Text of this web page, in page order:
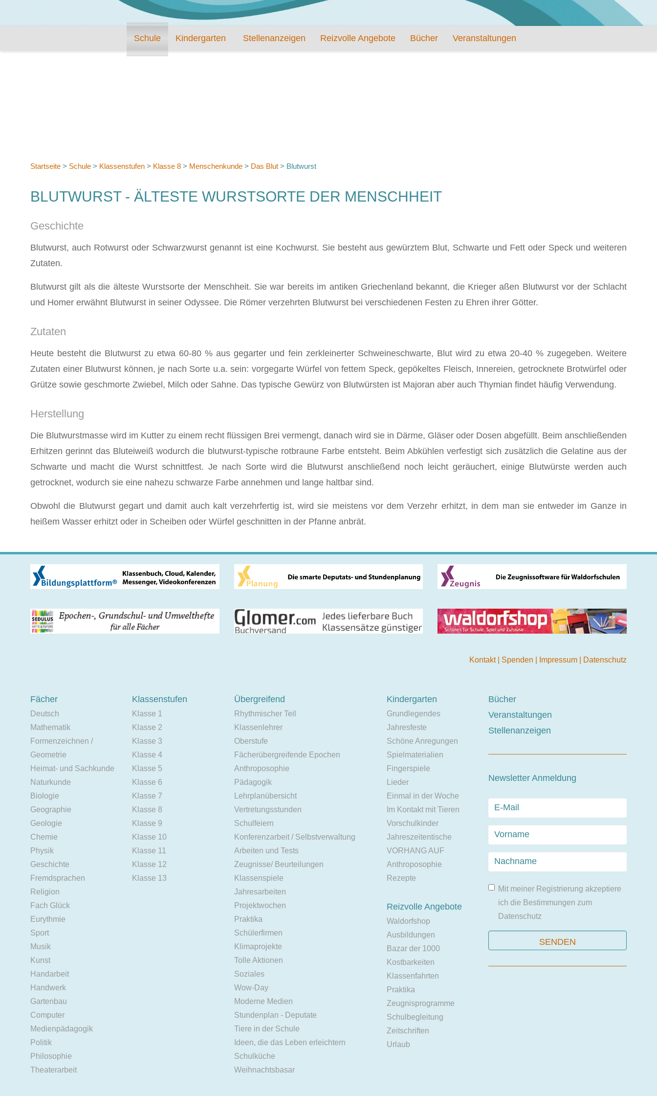
Schule Kindergarten Stellenanzeigen Reizvolle Angebote Bücher Veranstaltungen
Startseite > Schule > Klassenstufen > Klasse 8 > Menschenkunde > Das Blut > Blutwurst
BLUTWURST - ÄLTESTE WURSTSORTE DER MENSCHHEIT
Geschichte
Blutwurst, auch Rotwurst oder Schwarzwurst genannt ist eine Kochwurst. Sie besteht aus gewürztem Blut, Schwarte und Fett oder Speck und weiteren
Zutaten.
Blutwurst gilt als die älteste Wurstsorte der Menschheit. Sie war bereits im antiken Griechenland bekannt, die Krieger aßen Blutwurst vor der Schlacht
und Homer erwähnt Blutwurst in seiner Odyssee. Die Römer verzehrten Blutwurst bei verschiedenen Festen zu Ehren ihrer Götter.
Zutaten
Heute besteht die Blutwurst zu etwa 60-80 % aus gegarter und fein zerkleinerter Schweineschwarte, Blut wird zu etwa 20-40 % zugegeben. Weitere
Zutaten einer Blutwurst können, je nach Sorte u.a. sein: vorgegarte Würfel von fettem Speck, gepökeltes Fleisch, Innereien, getrocknete Brotwürfel oder
Grütze sowie geschmorte Zwiebel, Milch oder Sahne. Das typische Gewürz von Blutwürsten ist Majoran aber auch Thymian findet häufig Verwendung.
Herstellung
Die Blutwurstmasse wird im Kutter zu einem recht flüssigen Brei vermengt, danach wird sie in Därme, Gläser oder Dosen abgefüllt. Beim anschließenden
Erhitzen gerinnt das Bluteiweiß wodurch die blutwurst-typische rotbraune Farbe entsteht. Beim Abkühlen verfestigt sich zusätzlich die Gelatine aus der
Schwarte und macht die Wurst schnittfest. Je nach Sorte wird die Blutwurst anschließend noch leicht geräuchert, einige Blutwürste werden auch
getrocknet, wodurch sie eine nahezu schwarze Farbe annehmen und lange haltbar sind.
Obwohl die Blutwurst gegart und damit auch kalt verzehrfertig ist, wird sie meistens vor dem Verzehr erhitzt, in dem man sie entweder im Ganze in
heißem Wasser erhitzt oder in Scheiben oder Würfel geschnitten in der Pfanne anbrät.
Kontakt Spenden Impressum Datenschutz
Fächer
Deutsch
Mathematik
Formenzeichnen /
Geometrie
Heimat- und Sachkunde
Naturkunde
Biologie
Geographie
Geologie
Chemie
Physik
Geschichte
Fremdsprachen
Religion
Fach Glück
Eurythmie
Sport
Musik
Kunst
Handarbeit
Handwerk
Gartenbau
Computer
Medienpädagogik
Politik
Philosophie
Theaterarbeit
Klassenstufen
Klasse 1
Klasse 2
Klasse 3
Klasse 4
Klasse 5
Klasse 6
Klasse 7
Klasse 8
Klasse 9
Klasse 10
Klasse 11
Klasse 12
Klasse 13
Übergreifend
Rhythmischer Teil
Klassenlehrer
Oberstufe
Fächerübergreifende Epochen
Anthroposophie
Pädagogik
Lehrplanübersicht
Vertretungsstunden
Schulfeiern
Konferenzarbeit / Selbstverwaltung
Arbeiten und Tests
Zeugnisse/ Beurteilungen
Klassenspiele
Jahresarbeiten
Projektwochen
Praktika
Schülerfirmen
Klimaprojekte
Tolle Aktionen
Soziales
Wow-Day
Moderne Medien
Stundenplan - Deputate
Tiere in der Schule
Ideen, die das Leben erleichtern
Schulküche
Weihnachtsbasar
Kindergarten
Grundlegendes
Jahresfeste
Schöne Anregungen
Spielmaterialien
Fingerspiele
Lieder
Einmal in der Woche
Im Kontakt mit Tieren
Vorschulkinder
Jahreszeitentische
VORHANG AUF
Anthroposophie
Rezepte
Reizvolle Angebote
Waldorfshop
Ausbildungen
Bazar der 1000
Kostbarkeiten
Klassenfahrten
Praktika
Zeugnisprogramme
Schulbegleitung
Zeitschriften
Urlaub
Bücher
Veranstaltungen
Stellenanzeigen
Newsletter Anmeldung
Mit meiner Registrierung akzeptiere
ich die Bestimmungen zum
Datenschutz